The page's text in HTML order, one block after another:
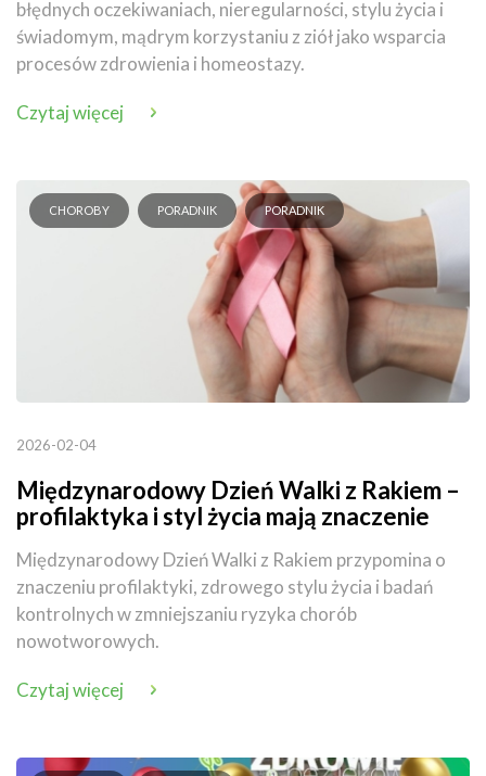
błędnych oczekiwaniach, nieregularności, stylu życia i
świadomym, mądrym korzystaniu z ziół jako wsparcia
procesów zdrowienia i homeostazy.
Czytaj więcej
CHOROBY PORADNIK PORADNIK
2026-02-04
Międzynarodowy Dzień Walki z Rakiem –
profilaktyka i styl życia mają znaczenie
Międzynarodowy Dzień Walki z Rakiem przypomina o
znaczeniu profilaktyki, zdrowego stylu życia i badań
kontrolnych w zmniejszaniu ryzyka chorób
nowotworowych.
Czytaj więcej